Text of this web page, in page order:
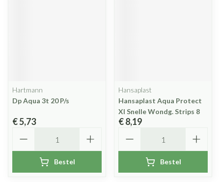
Hartmann
Dp Aqua 3t 20 P/s
€ 5,73
Bestel
Hansaplast
Hansaplast Aqua Protect
Xl Snelle Wondg. Strips 8
€ 8,19
Bestel